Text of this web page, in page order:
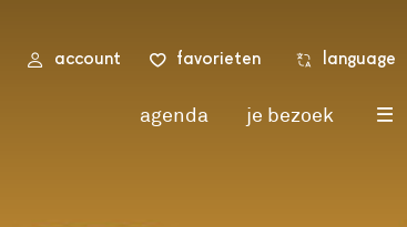
account favorieten language
agenda je bezoek